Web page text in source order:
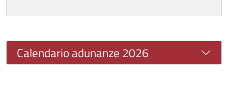
Calendario adunanze 2026